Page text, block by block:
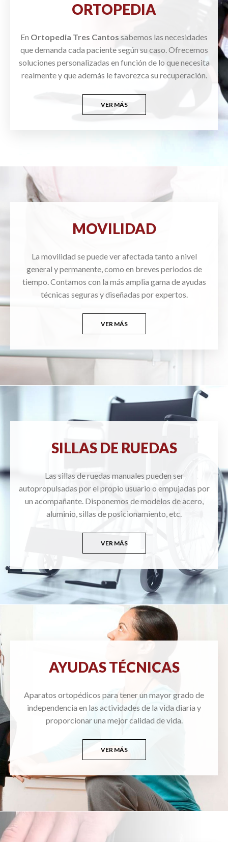
ORTOPEDIA
En Ortopedia Tres Cantos sabemos las necesidades
que demanda cada paciente según su caso. Ofrecemos
soluciones personalizadas en función de lo que necesita
realmente y que además le favorezca su recuperación.
VER MÁS
MOVILIDAD
La movilidad se puede ver afectada tanto a nivel
general y permanente, como en breves periodos de
tiempo. Contamos con la más amplia gama de ayudas
técnicas seguras y diseñadas por expertos.
VER MÁS
SILLAS DE RUEDAS
Las sillas de ruedas manuales pueden ser
autopropulsadas por el propio usuario o empujadas por
un acompañante. Disponemos de modelos de acero,
aluminio, sillas de posicionamiento, etc.
VER MÁS
AYUDAS TÉCNICAS
Aparatos ortopédicos para tener un mayor grado de
independencia en las actividades de la vida diaria y
proporcionar una mejor calidad de vida.
VER MÁS